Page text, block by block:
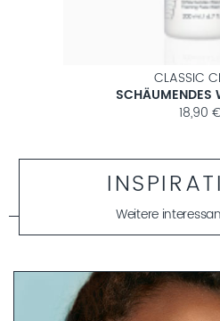
CLASSIC
SCHÄUMENDES
18,90
Weitere